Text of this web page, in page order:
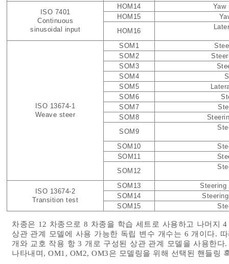
ISO 7401
Continuous
sinusoidal input
HOM14
Yaw
HOM15
HOM16
ISO 13674-1
Weave steer
SOM1
SOM2
SOM3
SOM4
SOM5
SOM6
SOM7
SOM8
SOM9
SOM10
SOM11
SOM12
ISO 13674-2
Transition test
SOM13
Steering
SOM14
SOM15
차종은 12 차종으로 8 차종을 학습 세트로 사용하고 나머지
상관 관계 모델에 사용 가능한 독립 변수 개수는 6 개이다.
개와 교호 작용 항 3 개로 구성된 상관 관계 모델을 사용한
나타내며, OM1, OM2, OM3은 모델링을 위해 선택된 핸들링